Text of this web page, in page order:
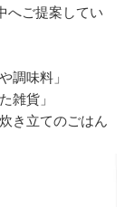
へご提案してい
調味料」
雑貨」
き立てのごはん